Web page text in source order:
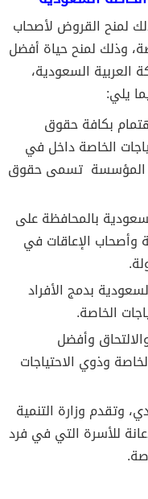
لمنح القروض لأصحاب
وذلك لمنح حياة أفضل
العربية السعودية،
يلي:
بكافة حقوق
الخاصة داخل في
المؤسسة تسمى حقوق
بالمحافظة على
وأصحاب الإعاقات في
بدمج الأفراد
الخاصة.
وأفضل
وذوي الاحتياجات
وتقدم وزارة التنمية
للأسرة التي في فرد